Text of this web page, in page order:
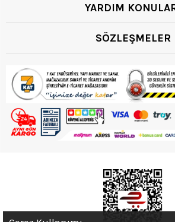
YARDIM
SÖZLEŞMELER